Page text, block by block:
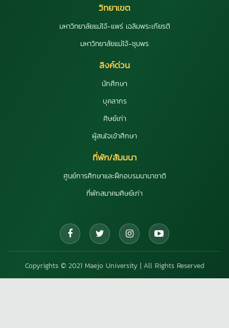
วิทยาเขต
มหาวิทยาลัยแม่โจ้-แพร่ เฉลิมพระเกียรติ
มหาวิทยาลัยแม่โจ้-ชุมพร
ลิงค์ด่วน
นักศึกษา
บุคลากร
ศิษย์เก่า
ผู้สนใจเข้าศึกษา
ที่พัก/สัมมนา
ศูนย์การศึกษาและฝึกอบรมนานาชาติ
ที่พักสมาคมศิษย์เก่า
Copyrights © 2021 Maejo University | All Rights Reserved